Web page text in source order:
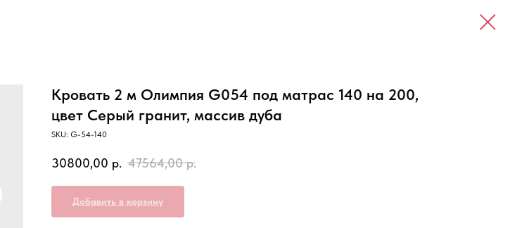
Кровать 2 м Олимпия G054 под матрас 140 на 200,
цвет Серый гранит, массив дуба
SKU: G-54-140
30800,00 р. 47564,00 р.
Добавить в корзину